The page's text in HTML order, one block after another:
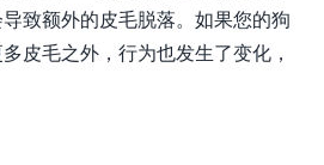
致额外的皮毛脱落。如果您的狗
皮毛之外，行为也发生了变化，